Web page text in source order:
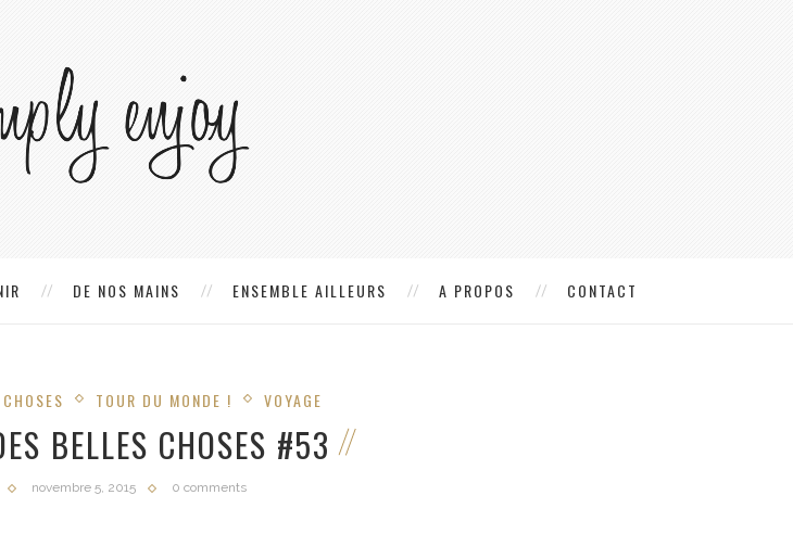
DE NOS MAINS ENSEMBLE AILLEURS A PROPOS CONTACT
TOUR DU MONDE ! VOYAGE
BELLES CHOSES #53
novembre 5, 2015 0 comments